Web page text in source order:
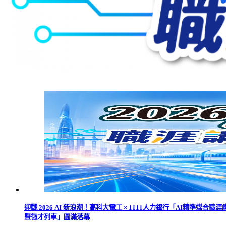
迎戰 2026 AI 新浪潮！高科大電工 × 1111人力銀行「AI精準媒合職涯
暨徵才列車」圓滿落幕